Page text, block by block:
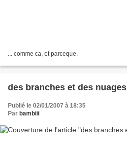
... comme ca, et parceque.
des branches et des nuages
Publié le 02/01/2007 à 18:35
Par bambiii